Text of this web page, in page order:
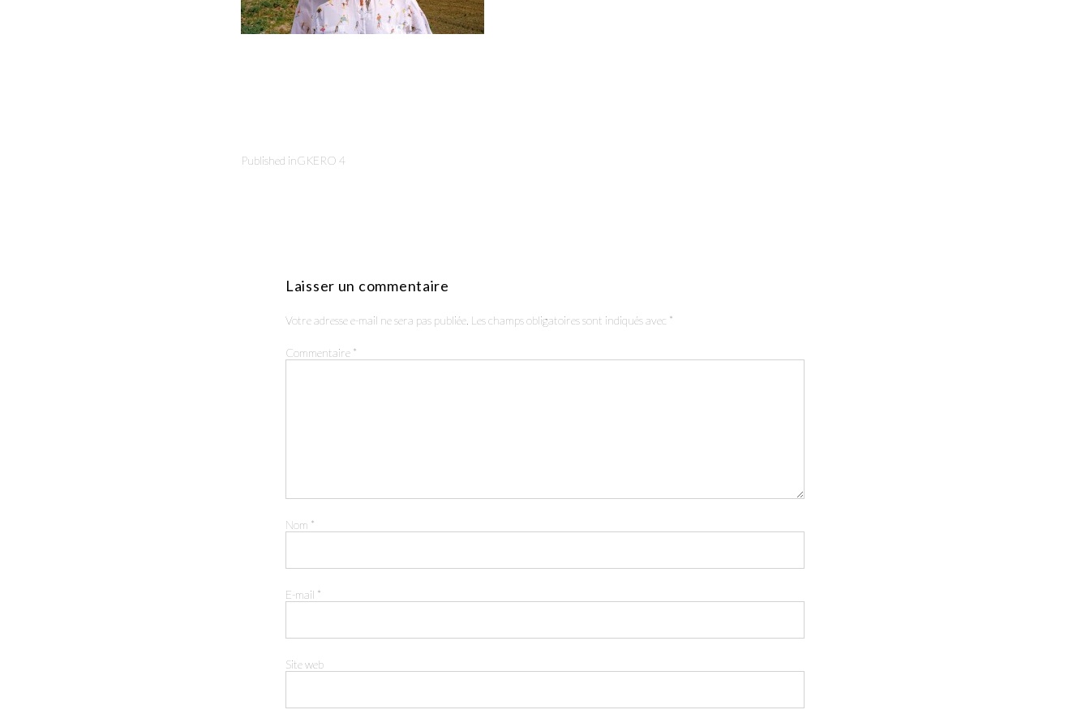
Published inGKERO 4
Laisser un commentaire
Votre adresse e-mail ne sera pas publiée. Les champs obligatoires sont indiqués avec *
Commentaire *
Nom *
E-mail *
Site web